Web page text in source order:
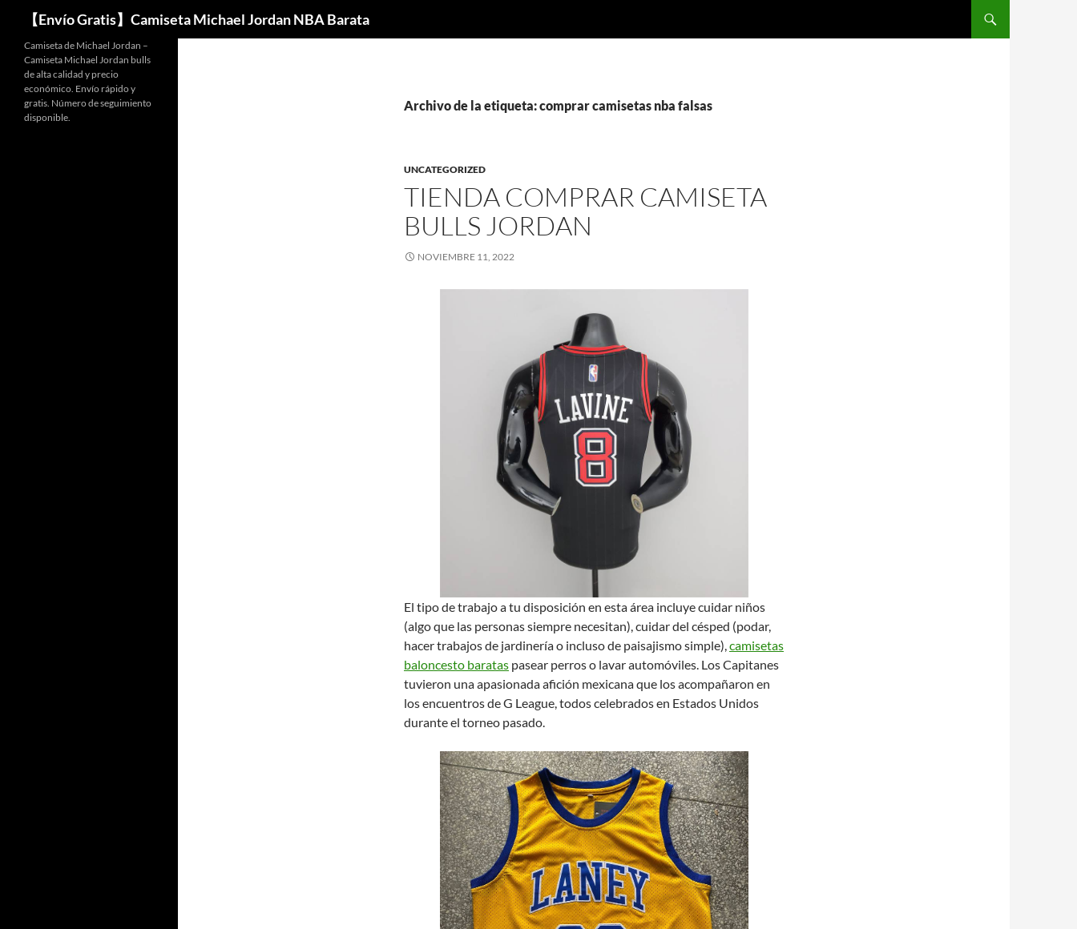
【Envío Gratis】Camiseta Michael Jordan NBA Barata
Buscar
Archivo de la etiqueta: comprar camisetas nba falsas
UNCATEGORIZED
TIENDA COMPRAR CAMISETA
BULLS JORDAN
NOVIEMBRE 11, 2022
El tipo de trabajo a tu disposición en esta área incluye cuidar niños
(algo que las personas siempre necesitan), cuidar del césped (podar,
hacer trabajos de jardinería o incluso de paisajismo simple),camisetas
baloncesto baratas pasear perros o lavar automóviles. Los Capitanes
tuvieron una apasionada afición mexicana que los acompañaron en
los encuentros de G League, todos celebrados en Estados Unidos
durante el torneo pasado.
Camiseta de Michael Jordan –
Camiseta Michael Jordan bulls
de alta calidad y precio
económico. Envío rápido y
gratis. Número de seguimiento
disponible.